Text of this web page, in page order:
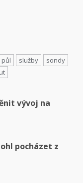
půl služby
sondy
vývoj na
pocházet z